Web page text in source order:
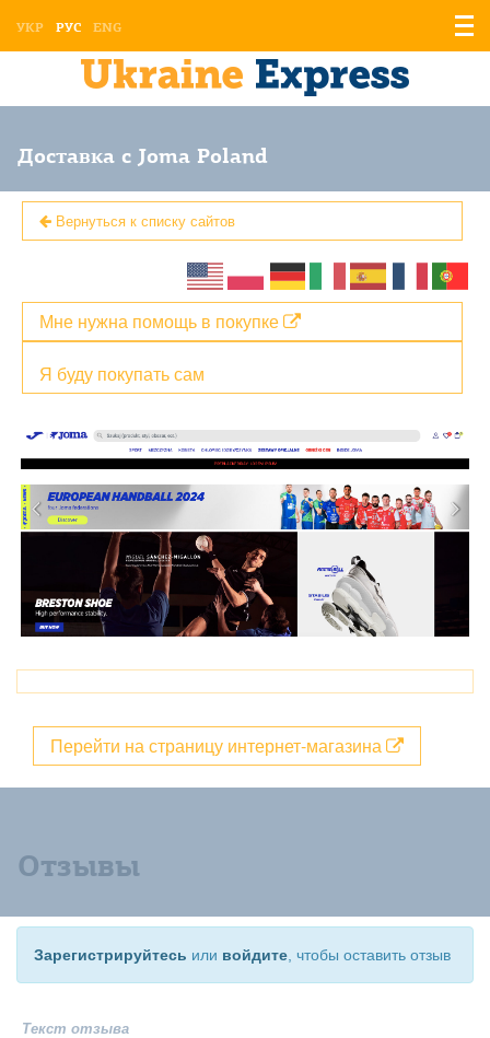
УКР РУС ENG
Доставка с Joma Poland
Вернуться к списку сайтов
Я буду покупать сам
Мне нужна помощь в покупке
Перейти на страницу интернет-магазина
Отзывы
Зарегистрируйтесь или войдите , чтобы оставить отзыв
Текст отзыва